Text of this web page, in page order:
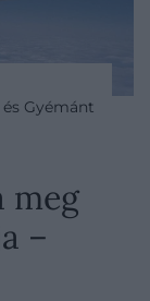
Gyémánt
meg
–